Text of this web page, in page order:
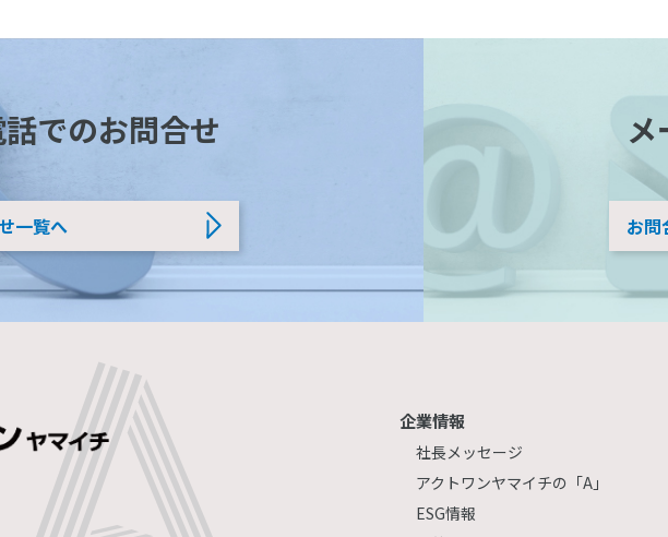
でのお問合せ
一覧へ お問
企業情報
社長メッセージ
アクトワンヤマイチの「A」
ESG情報